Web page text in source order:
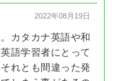
2022年08月19日
カタカナ英語や和
語学習者にとって
れとも間違った発